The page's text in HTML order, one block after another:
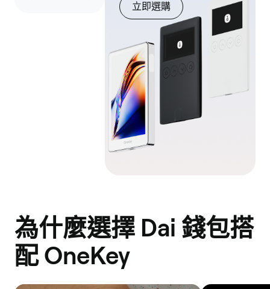
立即選購
為什麼選擇 Dai 錢包搭
配 OneKey